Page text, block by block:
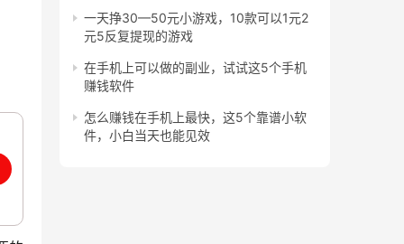
一天挣30—50元小游戏，10款可以1元2
元5反复提现的游戏
在手机上可以做的副业，试试这5个手机
赚钱软件
怎么赚钱在手机上最快，这5个靠谱小软
件，小白当天也能见效